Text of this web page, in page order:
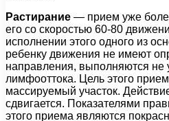
Растирание — прием уже
его со скоростью 60-80
исполнении этого одного из
ребенку движения не имеют
направления, выполняются не
лимфооттока. Цель этого
массируемый участок.
сдвигается. Показателями
этого приема являются